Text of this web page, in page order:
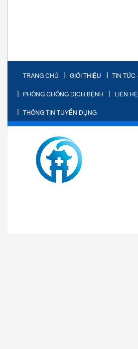
TRANG CHỦ GIỚI THIỆU TIN TỨC
PHÒNG CHỐNG DỊCH BỆNH LIÊN HỆ
THÔNG TIN TUYỂN DỤNG
- Cơ sở
- Cơ